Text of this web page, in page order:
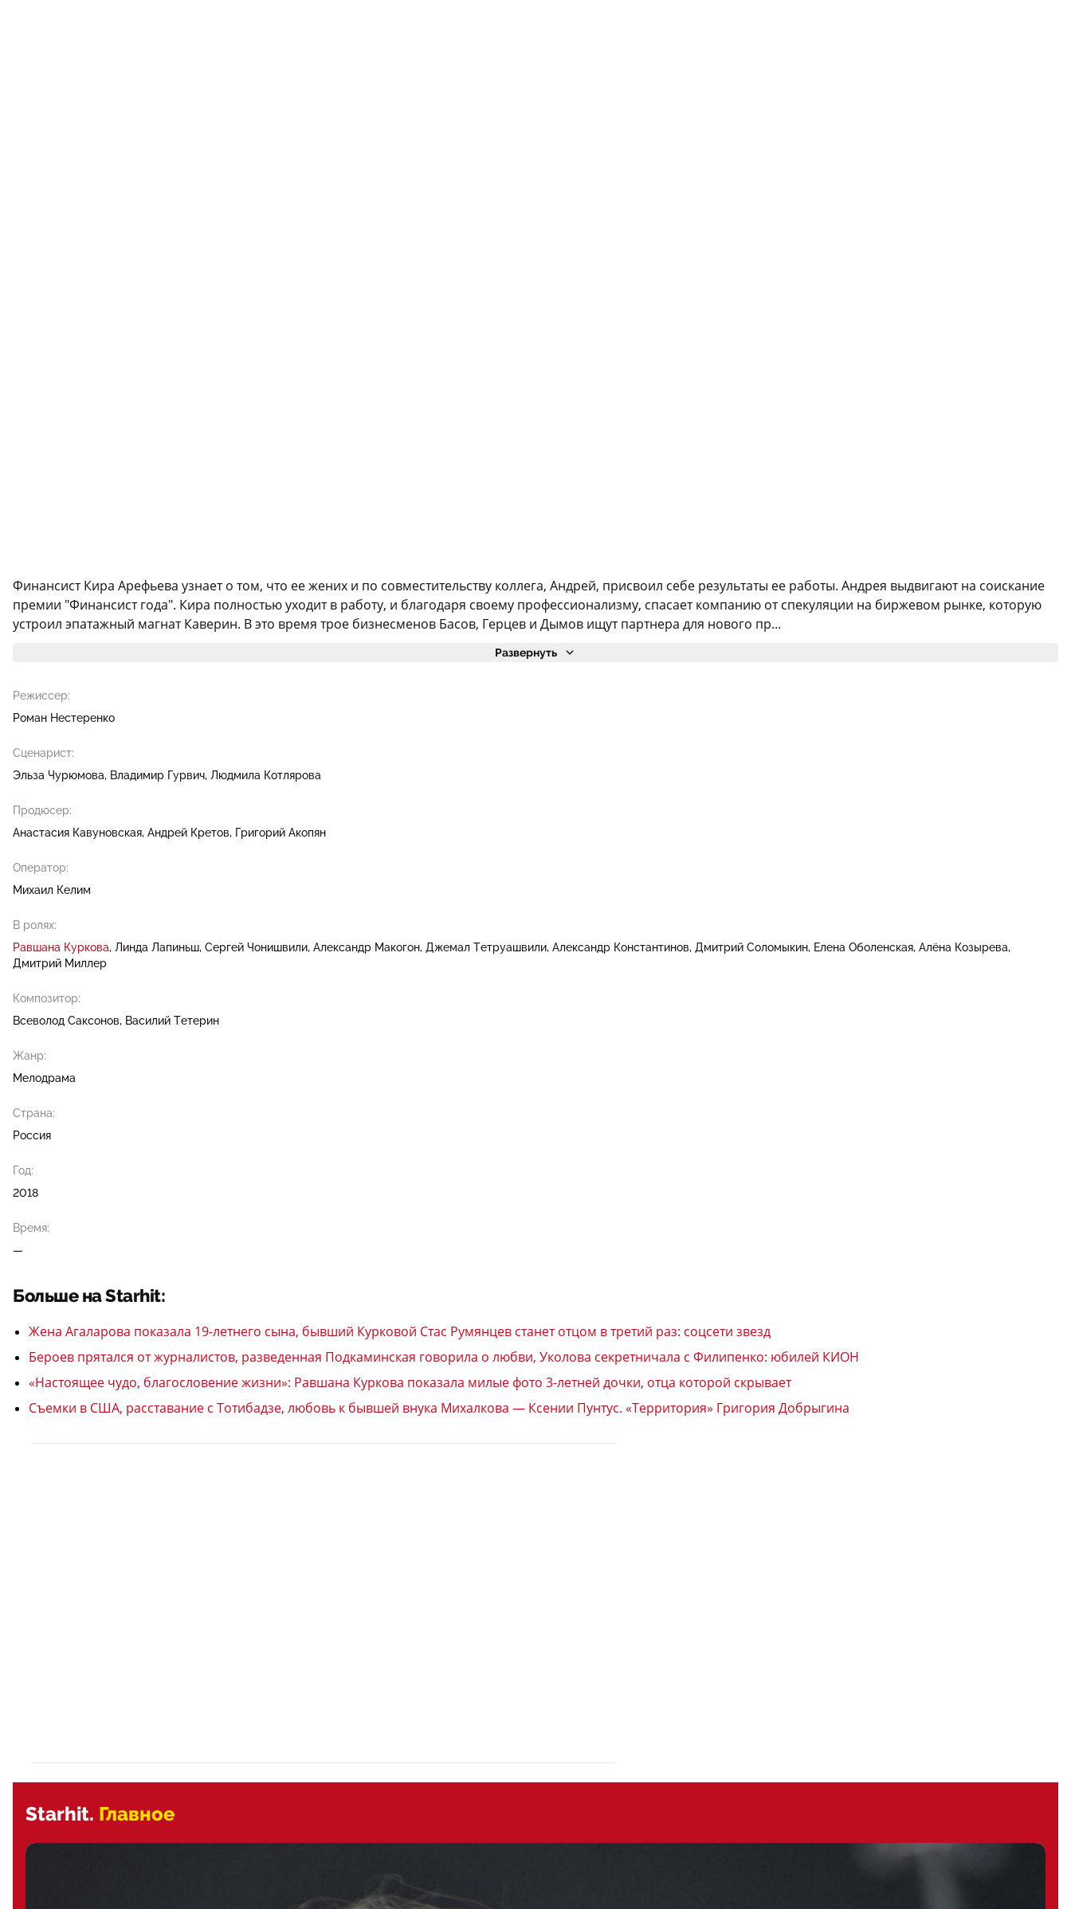
Финансист Кира Арефьева узнает о том, что ее жених и по совместительству коллега, Андрей, присвоил себе результаты ее работы. Андрея выдвигают на соискание
премии "Финансист года". Кира полностью уходит в работу, и благодаря своему профессионализму, спасает компанию от спекуляции на биржевом рынке, которую
устроил эпатажный магнат Каверин. В это время трое бизнесменов Басов, Герцев и Дымов ищут партнера для нового пр...
Развернуть
Режиссер:
Роман Нестеренко
Сценарист:
Эльза Чурюмова
Владимир Гурвич Людмила Котлярова
Продюсер:
Анастасия Кавуновская Андрей Кретов Григорий Акопян
Оператор:
Михаил Келим
В ролях:
Равшана Куркова Линда Лапиньш Сергей Чонишвили Александр Макогон Джемал Тетруашвили Александр Константинов Дмитрий Соломыкин Елена Оболенская Алёна Козырева
Дмитрий Миллер
Композитор:
Всеволод Саксонов
Василий Тетерин
Жанр:
Мелодрама
Страна:
Россия
Год:
2018
Время:
—
Больше на Starhit:
Жена Агаларова показала 19-летнего сына, бывший Курковой Стас Румянцев станет отцом в третий раз: соцсети звезд
Бероев прятался от журналистов, разведенная Подкаминская говорила о любви, Уколова секретничала с Филипенко: юбилей КИОН
«Настоящее чудо, благословение жизни»: Равшана Куркова показала милые фото 3-летней дочки, отца которой скрывает
Съемки в США, расставание с Тотибадзе, любовь к бывшей внука Михалкова — Ксении Пунтус. «Территория» Григория Добрыгина
Starhit. Главное